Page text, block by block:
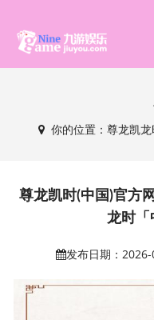
你的位置： 尊龙凯
尊龙凯时(中国)官方
龙时「
发布日期：